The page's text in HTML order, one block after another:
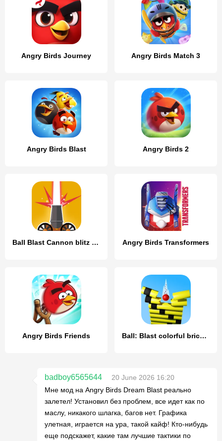
Angry Birds Journey Angry Birds Match 3
Angry Birds Blast Angry Birds 2
Ball Blast Cannon blitz mania Angry Birds Transformers
Angry Birds Friends Ball: Blast colorful bricks 3d
badboy6565644
20 June 2026 16:20
Мне мод на Angry Birds Dream Blast реально
залетел! Установил без проблем, все идет как по
маслу, никакого шлагка, багов нет. Графика
улетная, играется на ура, такой кайф! Кто-нибудь
еще подскажет, какие там лучшие тактики по